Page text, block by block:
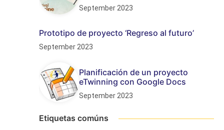
September 2023
Prototipo de proyecto ‘Regreso al futuro’
September 2023
Planificación de un proyecto
eTwinning con Google Docs
September 2023
Etiquetas comúns